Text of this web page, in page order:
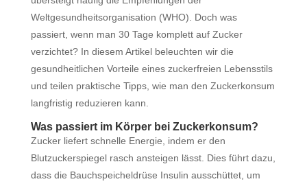
Weltgesundheitsorganisation (WHO). Doch was
passiert, wenn man 30 Tage komplett auf Zucker
verzichtet? In diesem Artikel beleuchten wir die
gesundheitlichen Vorteile eines zuckerfreien Lebensstils
und teilen praktische Tipps, wie man den Zuckerkonsum
langfristig reduzieren kann.
Was passiert im Körper bei Zuckerkonsum?
Zucker liefert schnelle Energie, indem er den
Blutzuckerspiegel rasch ansteigen lässt. Dies führt dazu,
dass die Bauchspeicheldrüse Insulin ausschüttet, um